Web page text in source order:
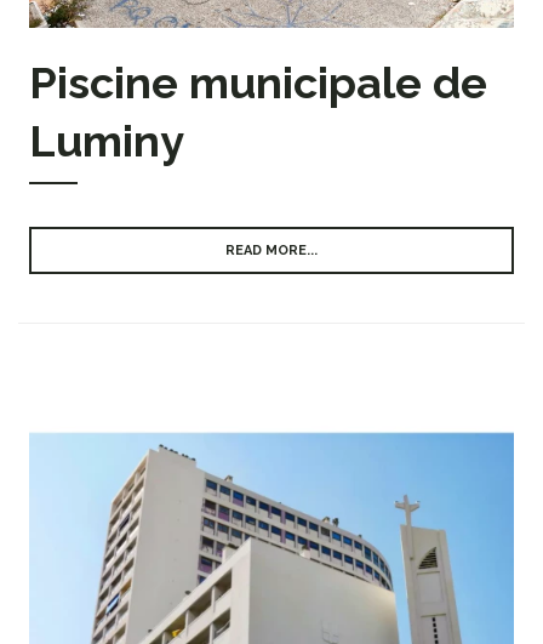
Piscine municipale de
Luminy
READ MORE...